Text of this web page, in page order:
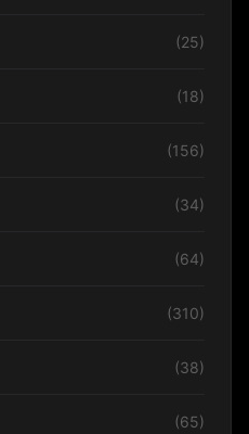
(25)
(18)
(156)
(34)
(64)
(310)
(38)
(65)